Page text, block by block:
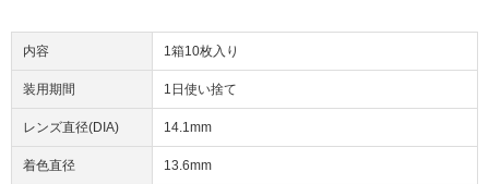
内容 1箱10枚入り
装用期間 1日使い捨て
レンズ直径(DIA) 14.1mm
着色直径 13.6mm